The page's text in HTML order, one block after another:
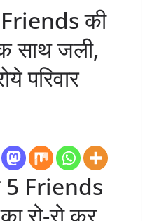
की
साथ जली,
परिवार
5 Friends